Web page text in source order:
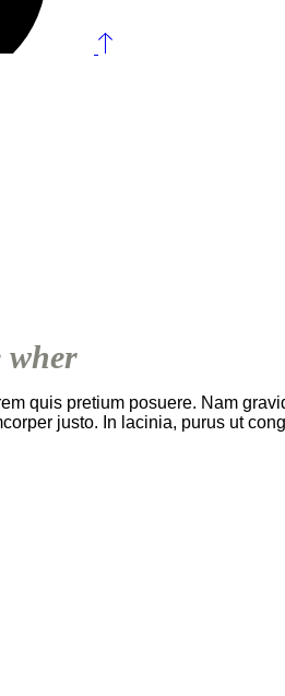
wher
quis pretium posuere. Nam
justo. In lacinia, purus ut